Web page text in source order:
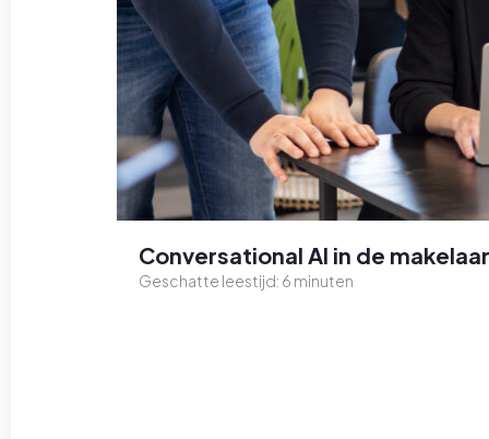
Conversational AI in de
Geschatte leestijd: 6 minuten